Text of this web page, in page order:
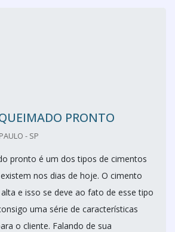
PRONTO
- SP
pronto é um dos tipos de cimentos
nos dias de hoje. O cimento
e isso se deve ao fato de esse tipo
uma série de características
o cliente. Falando de sua